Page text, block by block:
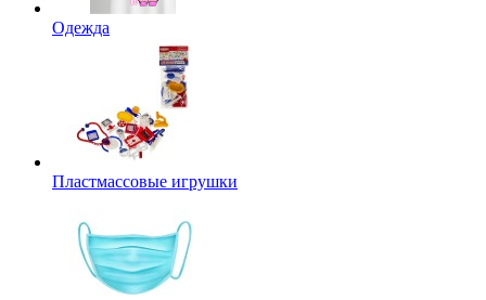
Одежда
Пластмассовые игрушки